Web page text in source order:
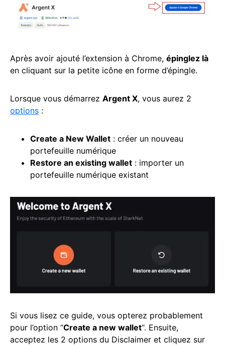
Après avoir ajouté l’extension à Chrome, épinglez là
en cliquant sur la petite icône en forme d’épingle.
Lorsque vous démarrez Argent X, vous aurez 2
options :
Create a New Wallet : créer un nouveau
portefeuille numérique
Restore an existing wallet : importer un
portefeuille numérique existant
Si vous lisez ce guide, vous opterez probablement
pour l’option “Create a new wallet“. Ensuite,
acceptez les 2 options du Disclaimer et cliquez sur